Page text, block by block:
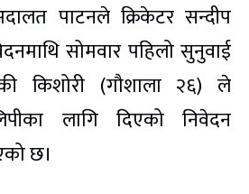
पाटनले क्रिकेटर सन्दीप
सोमवार पहिलो सुनुवाई
किशोरी (गौशाला २६) ले
लागि दिएको निवेदन
छ।